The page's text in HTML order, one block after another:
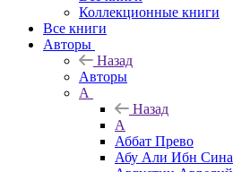
Коллекционные книги
Все книги
Авторы
Назад
Авторы
А
Назад
А
Аббат Прево
Абу Али Ибн Сина